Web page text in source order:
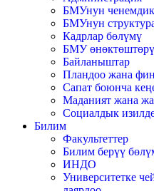
БМУнун ченемдик
БМУнун
Кадрлар бөлүмү
БМУ өнөктөштөрү
Байланыштар
Пландоо жана
Сапат боюнча
Маданият жана
Социалдык
Билим
Факультеттер
Билим берүү
ИНДО
Университетке